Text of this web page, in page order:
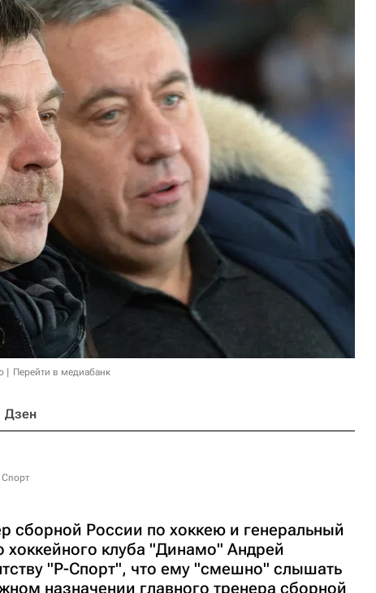
Перейти в медиабанк
Дзен
сборной России по хоккею и генеральный
хоккейного клуба "Динамо" Андрей
"Р-Спорт", что ему "смешно" слышать
назначении главного тренера сборной